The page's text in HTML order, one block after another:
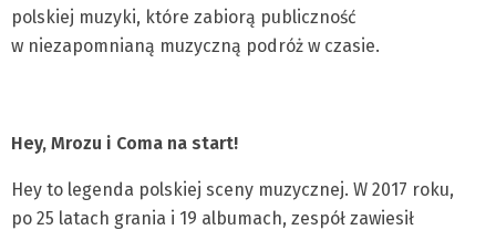
polskiej muzyki, które zabiorą publiczność
w niezapomnianą muzyczną podróż w czasie.
Hey, Mrozu i Coma na start!
Hey to legenda polskiej sceny muzycznej. W 2017 roku,
po 25 latach grania i 19 albumach, zespół zawiesił